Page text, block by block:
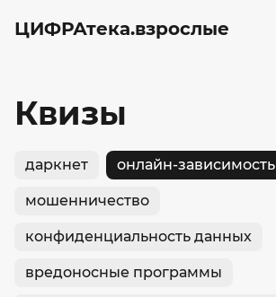
ЦИФРАтека.взрослые
Квизы
даркнет онлайн-зависимость
мошенничество
конфиденциальность данных
вредоносные программы